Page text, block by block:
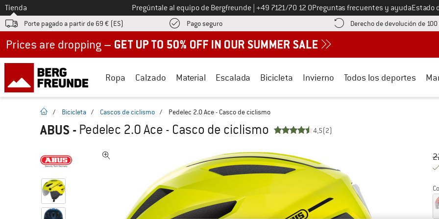
A la
Tienda Pregúntale al equipo de Bergfreunde Llámenos al
+49 7121/70 12 0Preguntas frecuentes y ayudaEstado
Porte pagado a partir de 69 € (ES) Pago seguro¡encuentre información sobre el pago aquí! Se abre en una ventana de
Derecho de devolución de
Ropa Calzado Material Escalada Bicicleta Invierno Todos los deportes
la pagina de inicio
/ Bicicleta / Cascos de ciclismo / Pedelec 2.0 Ace - Casco de ciclismo
ABUS - Pedelec 2.0 Ace - Casco de ciclismo 4,5(2)